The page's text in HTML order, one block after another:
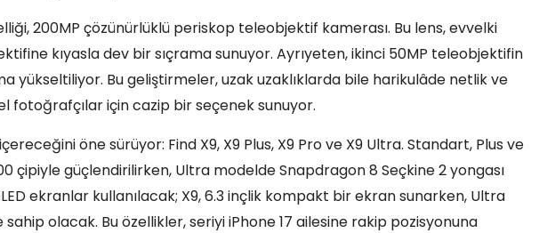
200MP çözünürlüklü periskop teleobjektif kamerası. Bu lens, evvelki
kıyasla dev bir sıçrama sunuyor. Ayrıyeten, ikinci 50MP teleobjektifin
yükseltiliyor. Bu geliştirmeler, uzak uzaklıklarda bile harikulâde netlik ve
fotoğrafçılar için cazip bir seçenek sunuyor.
öne sürüyor: Find X9, X9 Plus, X9 Pro ve X9 Ultra. Standart, Plus ve
çipiyle güçlendirilirken, Ultra modelde Snapdragon 8 Seçkine 2 yongası
ekranlar kullanılacak; X9, 6.3 inçlik kompakt bir ekran sunarken, Ultra
olacak. Bu özellikler, seriyi iPhone 17 ailesine rakip pozisyonuna